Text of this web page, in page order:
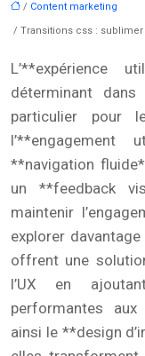
/ Content marketing
/ Transitions css :
L’**expérience
déterminant
particulier pour
l’**engagement
**navigation
un **feedback
maintenir
explorer
offrent une
l’UX en
performantes
ainsi le **design